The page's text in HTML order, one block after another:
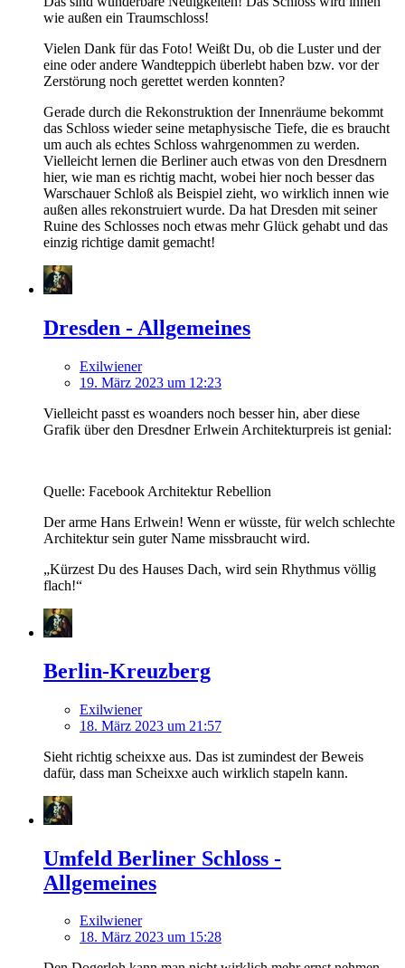
wie außen ein Traumschloss!
Vielen Dank für das Foto! Weißt Du, ob die Luster und der
eine oder andere Wandteppich überlebt haben bzw. vor der
Zerstörung noch gerettet werden konnten?
Gerade durch die Rekonstruktion der Innenräume bekommt
das Schloss wieder seine metaphysische Tiefe, die es braucht
um auch als echtes Schloss wahrgenommen zu werden.
Vielleicht lernen die Berliner auch etwas von den Dresdnern
hier, wie man es richtig macht, wobei hier noch besser das
Warschauer Schloß als Beispiel zieht, wo wirklich innen wie
außen alles rekonstruiert wurde. Da hat Dresden mit seiner
Ruine des Schlosses noch etwas mehr Glück gehabt und das
einzig richtige damit gemacht!
Dresden - Allgemeines
Exilwiener
19. März 2023 um 12:23
Vielleicht passt es woanders noch besser hin, aber diese
Grafik über den Dresdner Erlwein Architekturpreis ist genial:
Quelle: Facebook Architektur Rebellion
Der arme Hans Erlwein! Wenn er wüsste, für welch schlechte
Architektur sein guter Name missbraucht wird.
„Kürzest Du des Hauses Dach, wird sein Rhythmus völlig
flach!“
Berlin-Kreuzberg
Exilwiener
18. März 2023 um 21:57
Sieht richtig scheixxe aus. Das ist zumindest der Beweis
dafür, dass man Scheixxe auch wirklich stapeln kann.
Umfeld Berliner Schloss -
Allgemeines
Exilwiener
18. März 2023 um 15:28